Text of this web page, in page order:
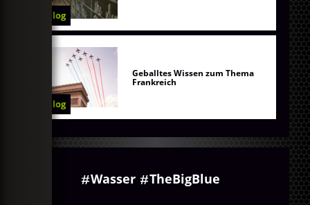
Blog
Blog
Geballtes Wissen zum Thema
Frankreich
Wasser TheBigBlue